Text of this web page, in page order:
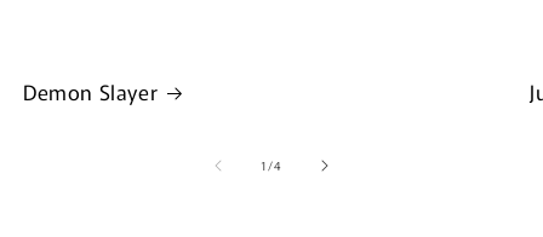
Demon Slayer
1/van
4